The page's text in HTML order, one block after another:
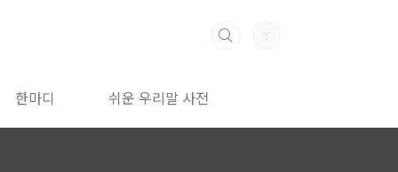
한마디 쉬운 우리말 사전